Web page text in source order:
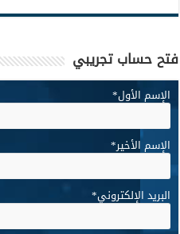
فتح حساب تجريبي
الإسم الأول*
الإسم الأخير*
البريد الإلكتروني*